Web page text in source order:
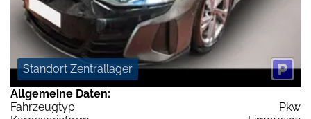
Standort Zentrallager
Allgemeine Daten:
Fahrzeugtyp
Pkw